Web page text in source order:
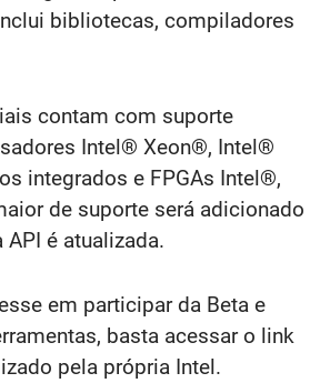
bibliotecas, compiladores
contam com suporte
Intel® Xeon®, Intel®
integrados e FPGAs Intel®,
de suporte será adicionado
é atualizada.
em participar da Beta e
basta acessar o link
pela própria Intel.